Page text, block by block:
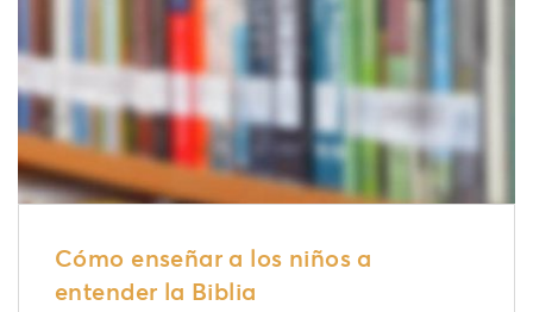
Cómo enseñar a los niños a
entender la Biblia